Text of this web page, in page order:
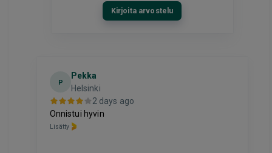
Kirjoita arvostelu
E
El
2 days ago
Hyvä
Lisätty